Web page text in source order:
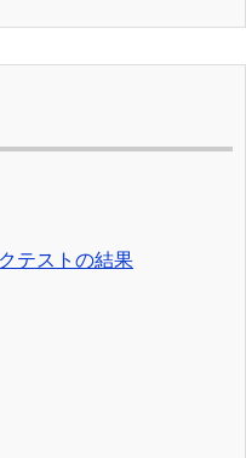
テストの結果